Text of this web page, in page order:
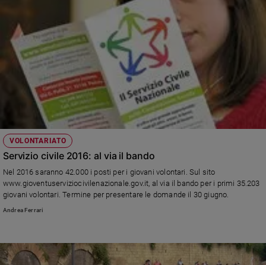
VOLONTARIATO
Servizio civile 2016: al via il bando
Nel 2016 saranno 42.000 i posti per i giovani volontari. Sul sito
www.gioventuserviziocivilenazionale.gov.it, al via il bando per i primi 35.203
giovani volontari. Termine per presentare le domande il 30 giugno.
Andrea Ferrari